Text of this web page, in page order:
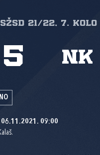
21/22, 7. kolo
NK
5
06.11.2021. 09:00